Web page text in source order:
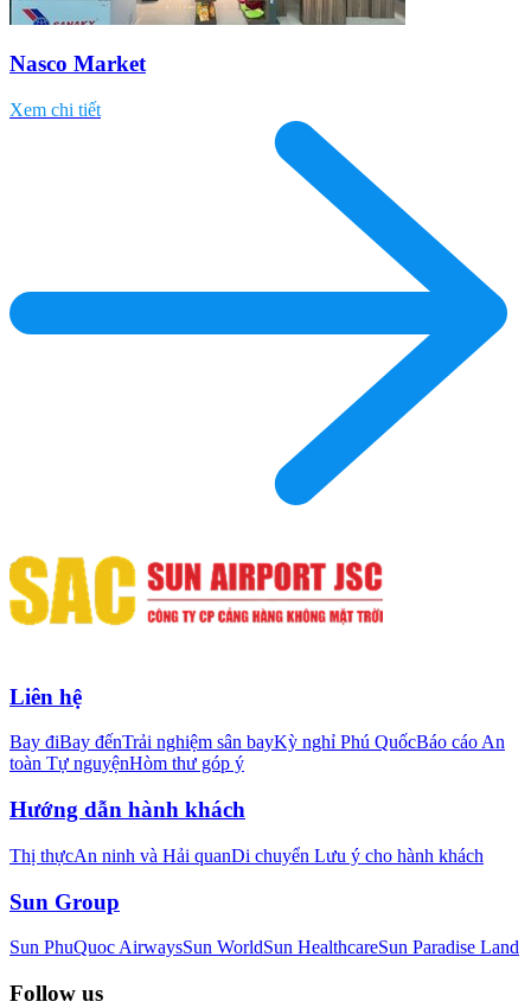
Nasco Market
Xem chi tiết
Liên hệ
Bay điBay đếnTrải nghiệm sân bayKỳ nghỉ Phú QuốcBáo cáo An
toàn Tự nguyệnHòm thư góp ý
Hướng dẫn hành khách
Thị thựcAn ninh và Hải quanDi chuyển Lưu ý cho hành khách
Sun Group
Sun PhuQuoc AirwaysSun WorldSun HealthcareSun Paradise Land
Follow us